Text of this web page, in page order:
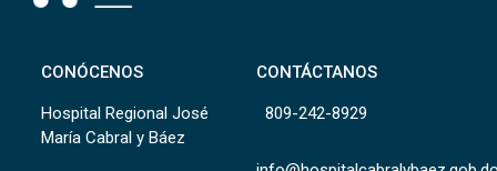
CONÓCENOS
Hospital Regional José
María Cabral y Báez
CONTÁCTANOS
809-242-8929